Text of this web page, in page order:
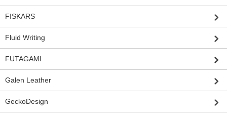
FISKARS
Fluid Writing
FUTAGAMI
Galen Leather
GeckoDesign